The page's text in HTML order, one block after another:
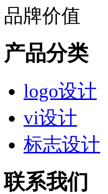
产品分类
logo设计
vi设计
标志设计
联系我们